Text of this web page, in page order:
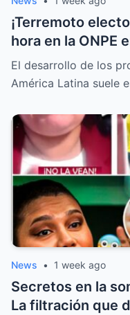
¡Terremoto
hora en la ONPE
todas las mesas
El desarrollo de los
América Latina suele
News • 1 week ago
Secretos en la
La filtración que